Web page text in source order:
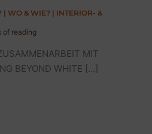
| WO & WIE? | INTERIOR- &
of reading
MIT
BEYOND WHITE […]